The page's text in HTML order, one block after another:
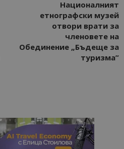
Националният
етнографски музей
отвори врати за
членовете на
Обединение „Бъдеще за
туризма”